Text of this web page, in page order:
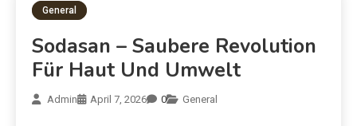
General
Sodasan – Saubere Revolution
Für Haut Und Umwelt
Admin April 7, 2026 0 General